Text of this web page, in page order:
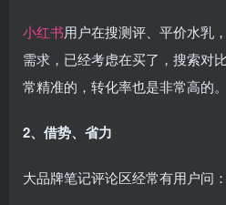
小红书用户在搜测评、平价水乳
需求，已经考虑在买了，搜索对
常精准的，转化率也是非常高的。
2、借势、省力
大品牌笔记评论区经常有用户问